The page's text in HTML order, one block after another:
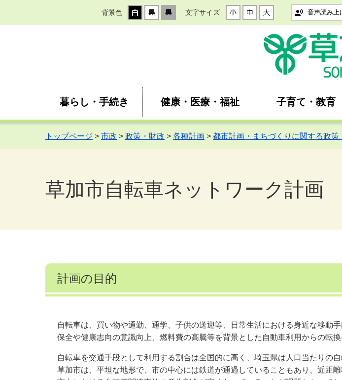
背景色 文字サイズ 音声読み上
暮らし・手続き 健康・医療・福祉 子育て・教育
トップページ > 市政 > 政策・財政 > 各種計画 > 都市計画・まちづくりに関する政策
草加市自転車ネットワーク計画
計画の目的
自転車は、買い物や通勤、通学、子供の送迎等、日常生活における身近な移動
保全や健康志向の意識向上、燃料費の高騰等を背景とした自動車利用からの転
自転車を交通手段として利用する割合は全国的に高く、埼玉県は人口当たりの
草加市は、平坦な地形で、市の中心には鉄道が通過していることもあり、近距